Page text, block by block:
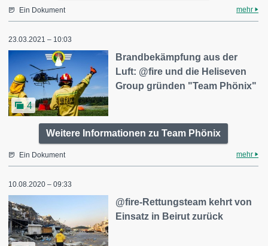
Ein Dokument mehr
23.03.2021 – 10:03
4
Brandbekämpfung aus der
Luft: @fire und die Heliseven
Group gründen "Team Phönix"
Weitere Informationen zu Team Phönix
Ein Dokument mehr
10.08.2020 – 09:33
@fire-Rettungsteam kehrt von
Einsatz in Beirut zurück